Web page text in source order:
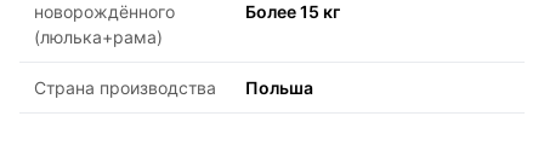
новорождённого
(люлька+рама)
Более 15 кг
Страна производства Польша